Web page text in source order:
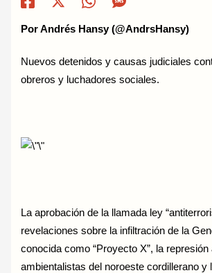
Por Andrés Hansy (@AndrsHansy)
Nuevos detenidos y causas judiciales
obreros y luchadores sociales.
La aprobación de la llamada ley
revelaciones sobre la infiltración de la
conocida como “Proyecto X”, la represión
ambientalistas del noroeste cordillerano y